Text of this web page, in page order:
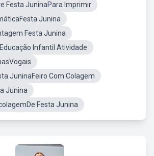
Festa JuninaPara Imprimir
Junina
Festa Junina
Infantil Atividade
JuninaFeiro Com Colagem
Junina
Festa Junina